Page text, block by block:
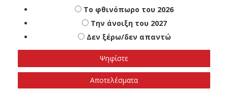
Πότε πιστεύετε ότι θα γίνουν οι εθνικές
εκλογές
Το φθινόπωρο του 2026
Την άνοιξη του 2027
Δεν ξέρω/δεν απαντώ